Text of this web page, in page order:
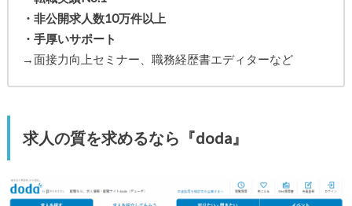
・非公開求人数10万件以上
・手厚いサポート
→面接力向上セミナー、職務経歴書エディターなど
求人の質を求めるなら『doda』